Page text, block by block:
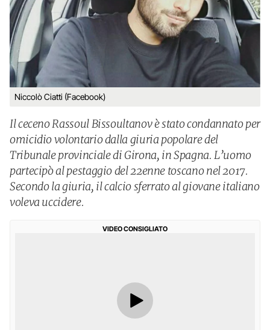
Niccolò Ciatti (Facebook)
Il ceceno Rassoul Bissoultanov è stato condannato per
omicidio volontario dalla giuria popolare del
Tribunale provinciale di Girona, in Spagna. L’uomo
partecipò al pestaggio del 22enne toscano nel 2017.
Secondo la giuria, il calcio sferrato al giovane italiano
voleva uccidere.
VIDEO CONSIGLIATO